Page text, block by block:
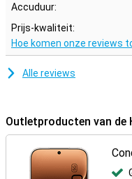
Accuduur:
Prijs-kwaliteit:
Hoe komen onze reviews
Alle reviews
Outletproducten van de